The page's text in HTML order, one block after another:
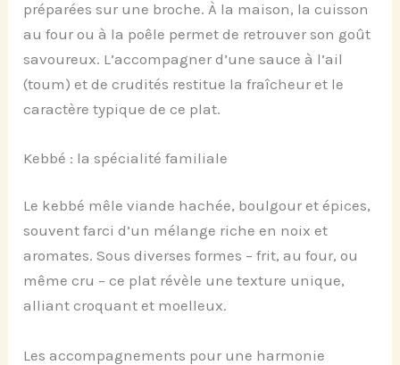
préparées sur une broche. À la maison, la cuisson
au four ou à la poêle permet de retrouver son goût
savoureux. L’accompagner d’une sauce à l’ail
(toum) et de crudités restitue la fraîcheur et le
caractère typique de ce plat.
Kebbé : la spécialité familiale
Le kebbé mêle viande hachée, boulgour et épices,
souvent farci d’un mélange riche en noix et
aromates. Sous diverses formes – frit, au four, ou
même cru – ce plat révèle une texture unique,
alliant croquant et moelleux.
Les accompagnements pour une harmonie